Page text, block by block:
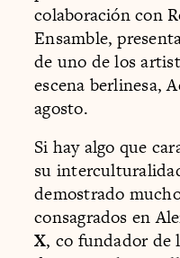
colaboración con
Ensamble,
de uno de los
escena berlinesa,
agosto.
Si hay algo que
su
demostrado
consagrados en
X, co fundador de